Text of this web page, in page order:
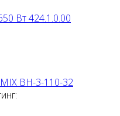
Вт 424.1.0.00
ВН-3-110-32